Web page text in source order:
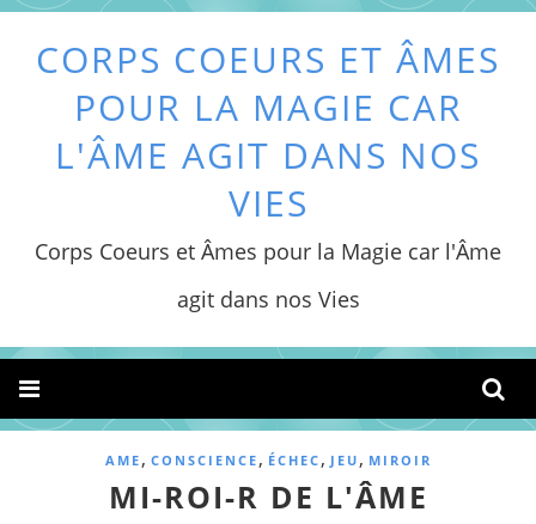
CORPS COEURS ET ÂMES
POUR LA MAGIE CAR
L'ÂME AGIT DANS NOS
VIES
Corps Coeurs et Âmes pour la Magie car l'Âme
agit dans nos Vies
AME , CONSCIENCE , ÉCHEC , JEU , MIROIR
MI-ROI-R DE L'ÂME